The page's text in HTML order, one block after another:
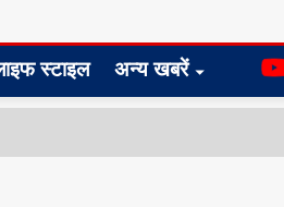
स्टाइल अन्य खबरें